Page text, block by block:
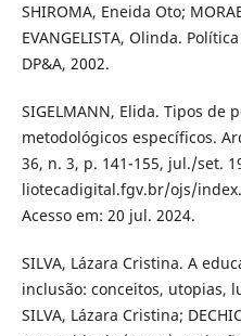
SHIROMA, Eneida Oto;
EVANGELISTA, Olinda.
DP&A, 2002.
SIGELMANN, Elida. Tipos de
metodológicos específicos.
36, n. 3, p. 141-155, jul./set.
liotecadigital.fgv.br/ojs/
Acesso em: 20 jul. 2024.
SILVA, Lázara Cristina. A
inclusão: conceitos, utopias,
SILVA, Lázara Cristina;